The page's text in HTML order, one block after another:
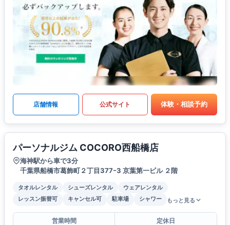
店舗情報 公式サイト 体験・相談予約
パーソナルジム COCORO西船橋店
海神駅から車で3分
千葉県船橋市葛飾町２丁目377ｰ3 京葉第一ビル ２階
タオルレンタル シューズレンタル
ウェアレンタル
レッスン振替可
キャンセル可 駐車場 シャワー もっと見る
営業時間
定休日